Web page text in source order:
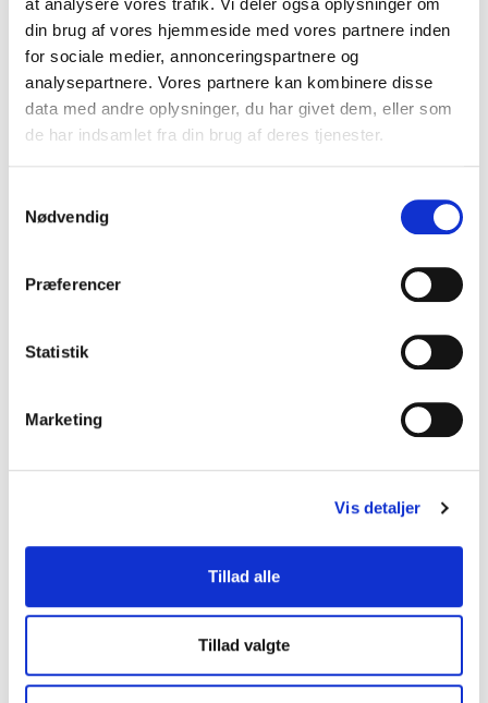
at analysere vores trafik. Vi deler også oplysninger om
din brug af vores hjemmeside med vores partnere inden
for sociale medier, annonceringspartnere og
analysepartnere. Vores partnere kan kombinere disse
data med andre oplysninger, du har givet dem, eller som
de har indsamlet fra din brug af deres tjenester.
Nødvendig
Præferencer
Statistik
Marketing
Vis detaljer
Tillad alle
Tillad valgte
Cephalaria gigantea - Kæmpe
Juli-august, 200 cm
25,00 DKK